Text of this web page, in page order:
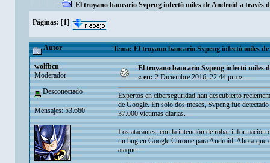
El troyano bancario Svpeng infectó miles de Android a través
Páginas: [1]
Autor Tema: El troyano bancario Svpeng infectó miles
wolfbcn
Moderador
Desconectado
Mensajes: 53.660
El troyano bancario Svpeng infectó miles
«en:2 Diciembre 2016, 22:44 pm »
Expertos en ciberseguridad han descubierto
de Google. En solo dos meses, Svpeng fue
37.000 víctimas diarias.
Los atacantes, con la intención de robar información
un bug en Google Chrome para Android. Ahora que
ataque.